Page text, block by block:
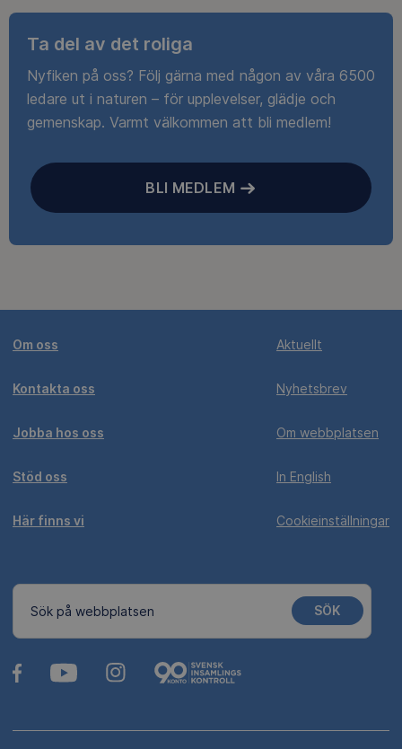
Ta del av det roliga
Nyfiken på oss? Följ gärna med någon av våra 6500
ledare ut i naturen – för upplevelser, glädje och
gemenskap. Varmt välkommen att bli medlem!
BLI MEDLEM
Om oss
Kontakta oss
Jobba hos oss
Stöd oss
Här finns vi
Aktuellt
Nyhetsbrev
Om webbplatsen
In English
Cookieinställningar
Sök på webbplatsen SÖK